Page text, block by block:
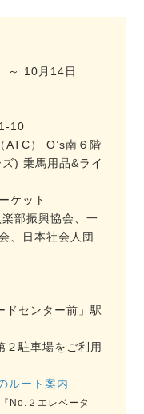
～ 10月14日
10
ATC） O’s南６階
) 乗馬用品&ライ
ケット
部振興協会、一
、日本社会人団
ドセンター前」駅
２駐車場をご利用
ルート案内
No.２エレベータ